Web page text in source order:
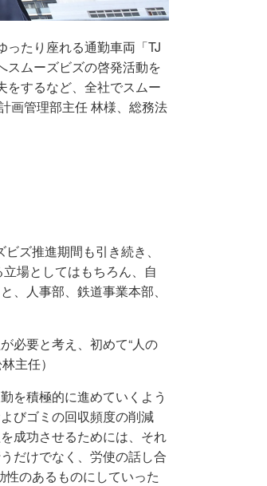
たり座れる通勤車両「TJ
スムーズビズの啓発活動を
をするなど、全社でスムー
画管理部主任 林様、総務法
ズ推進期間も引き続き、
場としてはもちろん、自
、人事部、鉄道事業本部、
必要と考え、初めて“人の
主任）
を積極的に進めていくよう
びゴミの回収頻度の削減
成功させるためには、それ
だけでなく、労使の話し合
のあるものにしていった